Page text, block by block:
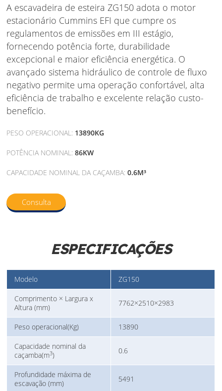
A escavadeira de esteira ZG150 adota o motor
estacionário Cummins EFI que cumpre os
regulamentos de emissões em III estágio,
fornecendo potência forte, durabilidade
excepcional e maior eficiência energética. O
avançado sistema hidráulico de controle de fluxo
negativo permite uma operação confortável, alta
eficiência de trabalho e excelente relação custo-
benefício.
PESO OPERACIONAL: 13890KG
POTÊNCIA NOMINAL:86KW
CAPACIDADE NOMINAL DA CAÇAMBA:0.6M³
Consulta
ESPECIFICAÇÕES
Modelo ZG150
Comprimento × Largura x
Altura (mm)
7762×2510×2983
Peso operacional(Kg) 13890
Capacidade nominal da
caçamba(m3) 0.6
Profundidade máxima de
escavação (mm)
5491